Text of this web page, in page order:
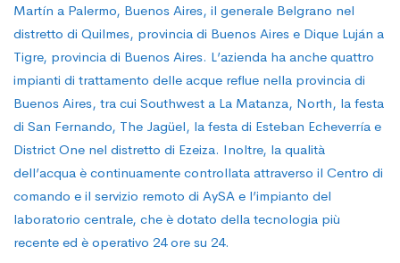
Martín a Palermo, Buenos Aires, il generale Belgrano nel
distretto di Quilmes, provincia di Buenos Aires e Dique Luján a
Tigre, provincia di Buenos Aires. L’azienda ha anche quattro
impianti di trattamento delle acque reflue nella provincia di
Buenos Aires, tra cui Southwest a La Matanza, North, la festa
di San Fernando, The Jagüel, la festa di Esteban Echeverría e
District One nel distretto di Ezeiza. Inoltre, la qualità
dell’acqua è continuamente controllata attraverso il Centro di
comando e il servizio remoto di AySA e l’impianto del
laboratorio centrale, che è dotato della tecnologia più
recente ed è operativo 24 ore su 24.